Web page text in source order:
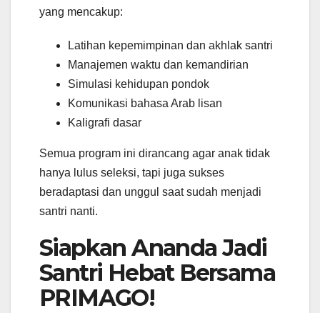
yang mencakup:
Latihan kepemimpinan dan akhlak santri
Manajemen waktu dan kemandirian
Simulasi kehidupan pondok
Komunikasi bahasa Arab lisan
Kaligrafi dasar
Semua program ini dirancang agar anak tidak
hanya lulus seleksi, tapi juga sukses
beradaptasi dan unggul saat sudah menjadi
santri nanti.
Siapkan Ananda Jadi
Santri Hebat Bersama
PRIMAGO!